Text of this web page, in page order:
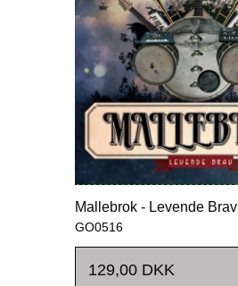
Mallebrok - Levende Brav
GO0516
129,00 DKK